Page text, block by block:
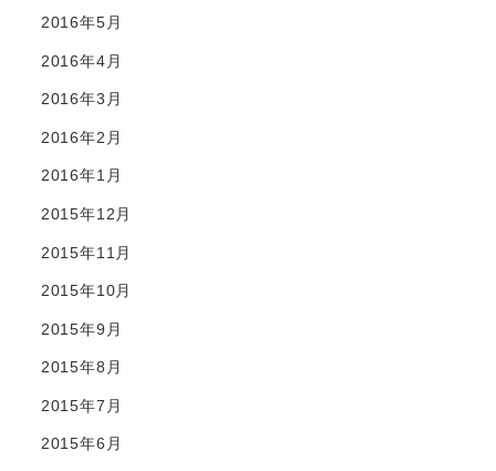
2016年5月
2016年4月
2016年3月
2016年2月
2016年1月
2015年12月
2015年11月
2015年10月
2015年9月
2015年8月
2015年7月
2015年6月